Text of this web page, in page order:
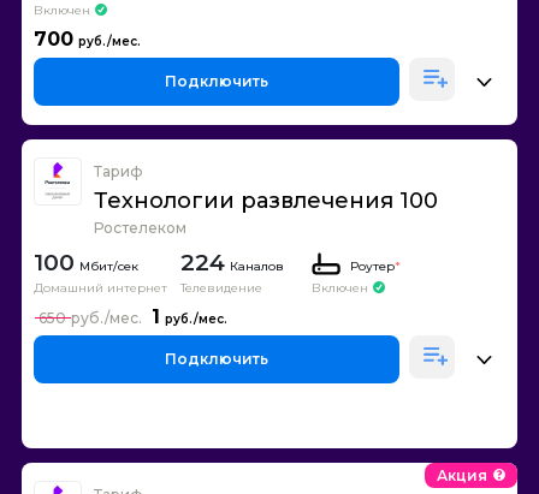
Включен
700
Подключить
Тариф
Технологии развлечения 100
Ростелеком
100
Домашний интернет
224 Каналов
Телевидение
Роутер*
Включен
1
650
Подключить
Акция